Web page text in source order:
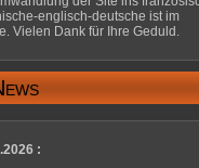
englisch-deutsche ist im
Vielen Dank für Ihre Geduld.
: